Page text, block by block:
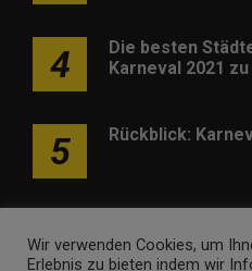
4
Die besten
Karneval 2021
5 Rückblick:
Wir verwenden Cookies, um
Erlebnis zu bieten indem wir